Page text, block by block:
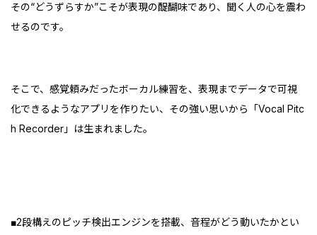
その“どうずらすか”こそが表現の醍醐味であり、聞く人の心を震わ
せるのです。
そこで、感覚頼みだったボーカル練習を、表現までデータで可視
化できるようなアプリを作りたい、その強い思いから「Vocal Pitc
h Recorder」は生まれました。
■2段構えのピッチ検出エンジンを搭載、音程がどう動いたかとい